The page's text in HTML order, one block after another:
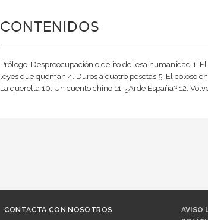
CONTENIDOS
Prólogo. Despreocupación o delito de lesa humanidad 1.
leyes que queman 4. Duros a cuatro pesetas 5. El coloso
La querella 10. Un cuento chino 11. ¿Arde España? 12.
CONTACTA CON NOSOTROS
AVISO